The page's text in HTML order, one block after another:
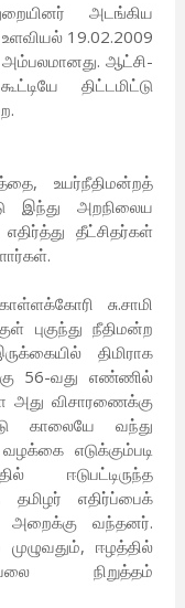
அடங்கிய
19.02.2009
ஆட்சி-
திட்டமிட்டு
உயர்நீதிமன்றத்
இந்து அறநிலைய
தீட்சிதர்கள்
சு.சாமி
புகுந்து நீதிமன்ற
திமிராக
56-வது எண்ணில்
அது விசாரணைக்கு
காலையே வந்து
எடுக்கும்படி
ஈடுபட்டிருந்த
எதிர்ப்பைக்
அறைக்கு வந்தனர்.
ஈழத்தில்
நிறுத்தம்